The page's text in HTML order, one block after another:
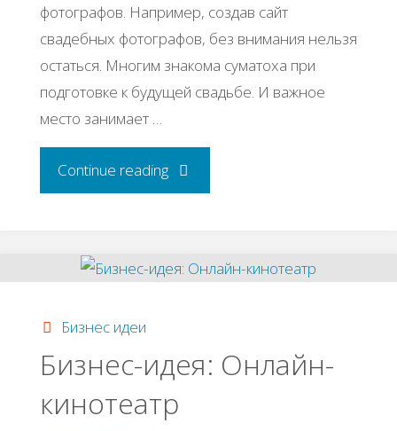
фотографов. Например, создав сайт
свадебных фотографов, без внимания нельзя
остаться. Многим знакома суматоха при
подготовке к будущей свадьбе. И важное
место занимает …
Continue reading"Бизнес
созданию
фотографов"
Бизнес идеи
Бизнес-идея: Онлайн-
кинотеатр